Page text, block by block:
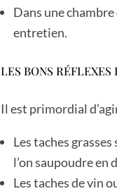
Dans une
entretien.
LES BONS RÉFLEXES
Il est primordial
Les taches
l’on saupoudre en
Les taches de vin